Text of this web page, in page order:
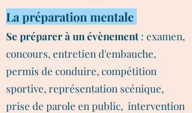
La préparation mentale
Se préparer à un évènement : examen,
concours, entretien d'embauche,
permis de conduire, compétition
sportive, représentation scénique,
prise de parole en public, intervention